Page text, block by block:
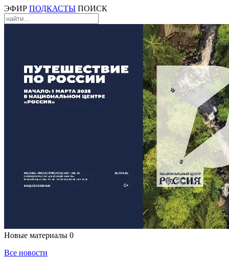
ЭФИР ПОДКАСТЫ ПОИСК
Новые материалы 0
Все новости